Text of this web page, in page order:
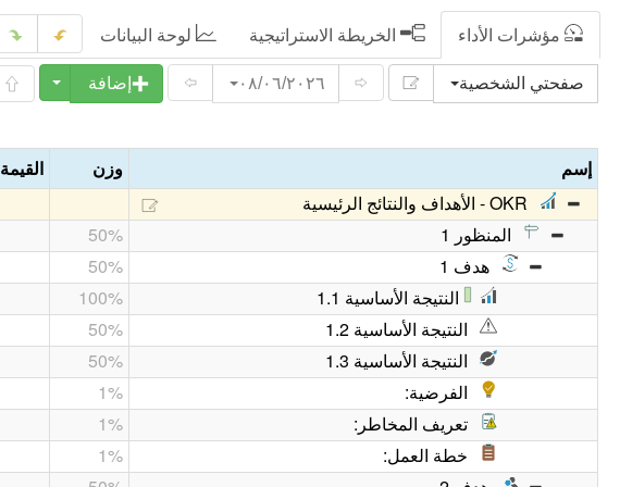
مؤشرات الأداء الخريطة الاستراتيجية لوحة البيانات
صفحتي الشخصية ٠٨/٠٦/٢٠٢٦ إضافة
إسم وزن القيمة
OKR - الأهداف والنتائج الرئيسية
المنظور 1
50%
هدف 1
50%
النتيجة الأساسية 1.1
100%
النتيجة الأساسية 1.2
50%
النتيجة الأساسية 1.3
50%
الفرضية:
1%
تعريف المخاطر:
1%
خطة العمل:
1%